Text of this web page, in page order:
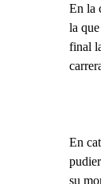
En la
la
final
En
su